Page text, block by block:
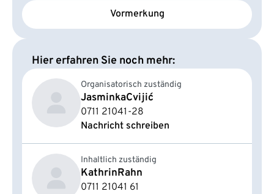
Vormerkung
Hier erfahren Sie noch mehr:
Organisatorisch zuständig
JasminkaCvijić
0711 21041-28
Nachricht schreiben
Inhaltlich zuständig
KathrinRahn
0711 21041 61